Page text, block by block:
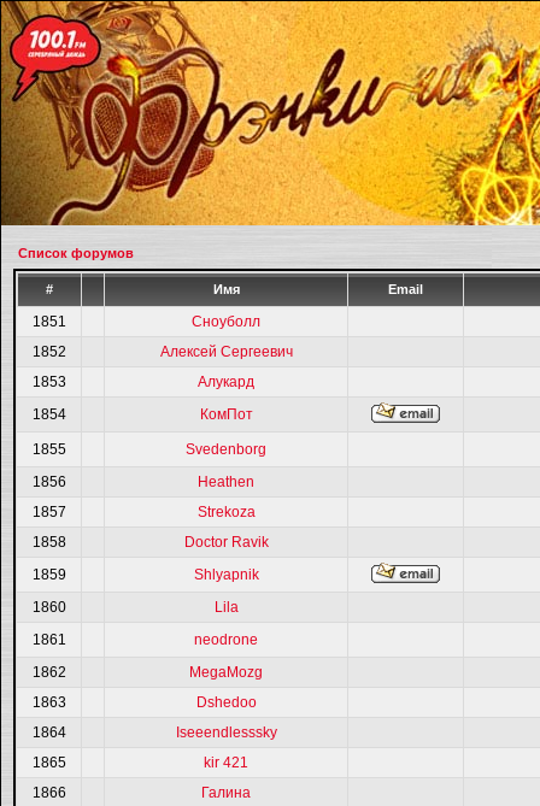
Список форумов
# Имя Email
1851
Сноуболл
1852
Алексей Сергеевич
1853
Алукард
1854
КомПот
1855
Svedenborg
1856
Heathen
1857
Strekoza
1858
Doctor Ravik
1859
Shlyapnik
1860
Lila
1861
neodrone
1862
МegaMozg
1863
Dshedoo
1864
Isеееndlesssky
1865
kir 421
1866
Галина